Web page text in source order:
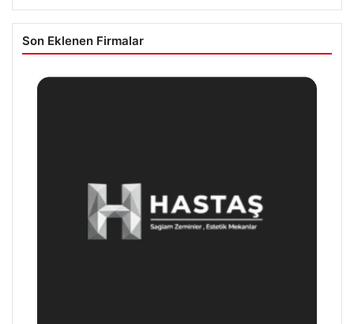
Son Eklenen Firmalar